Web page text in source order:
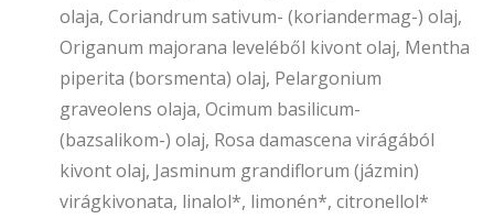
olaja, Coriandrum sativum- (koriandermag-) olaj,
Origanum majorana leveléből kivont olaj, Mentha
piperita (borsmenta) olaj, Pelargonium
graveolens olaja, Ocimum basilicum-
(bazsalikom-) olaj, Rosa damascena virágából
kivont olaj, Jasminum grandiflorum (jázmin)
virágkivonata, linalol*, limonén*, citronellol*